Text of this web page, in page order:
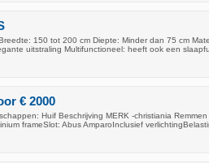
150 tot 200 cm Diepte: Minder dan 75 cm
uitstraling Multifunctioneel: heeft ook een
€ 2000
Huif Beschrijving MERK -christiania Remmen
frameSlot: Abus AmparoInclusief